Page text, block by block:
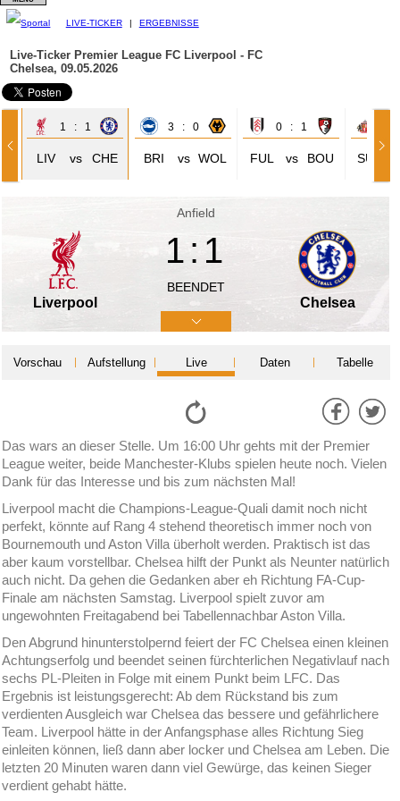
LIVE-TICKER | ERGEBNISSE
Live-Ticker Premier League FC Liverpool - FC
Chelsea, 09.05.2026
1 : 1
LIV vs CHE
3 : 0
BRI vs WOL
0 : 1
FUL vs BOU SUN
Anfield
Liverpool
1:1
BEENDET
Chelsea
Vorschau Aufstellung Live Daten Tabelle
Das wars an dieser Stelle. Um 16:00 Uhr gehts mit der Premier
League weiter, beide Manchester-Klubs spielen heute noch. Vielen
Dank für das Interesse und bis zum nächsten Mal!
Liverpool macht die Champions-League-Quali damit noch nicht
perfekt, könnte auf Rang 4 stehend theoretisch immer noch von
Bournemouth und Aston Villa überholt werden. Praktisch ist das
aber kaum vorstellbar. Chelsea hilft der Punkt als Neunter natürlich
auch nicht. Da gehen die Gedanken aber eh Richtung FA-Cup-
Finale am nächsten Samstag. Liverpool spielt zuvor am
ungewohnten Freitagabend bei Tabellennachbar Aston Villa.
Den Abgrund hinunterstolpernd feiert der FC Chelsea einen kleinen
Achtungserfolg und beendet seinen fürchterlichen Negativlauf nach
sechs PL-Pleiten in Folge mit einem Punkt beim LFC. Das
Ergebnis ist leistungsgerecht: Ab dem Rückstand bis zum
verdienten Ausgleich war Chelsea das bessere und gefährlichere
Team. Liverpool hätte in der Anfangsphase alles Richtung Sieg
einleiten können, ließ dann aber locker und Chelsea am Leben. Die
letzten 20 Minuten waren dann viel Gewürge, das keinen Sieger
verdient gehabt hätte.